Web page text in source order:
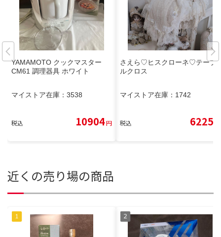
YAMAMOTO クックマスター
CM61 調理器具 ホワイト
マイストア在庫： 3538
税込 10904円
さえら♡ヒスクローネ♡テーブ
ルクロス
マイストア在庫： 1742
税込 6225
近くの売り場の商品